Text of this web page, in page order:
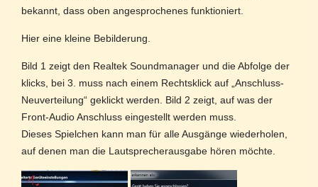
bekannt, dass oben angesprochenes funktioniert.
Hier eine kleine Bebilderung.
Bild 1 zeigt den Realtek Soundmanager und die Abfolge der
klicks, bei 3. muss nach einem Rechtsklick auf „Anschluss-
Neuverteilung“ geklickt werden. Bild 2 zeigt, auf was der
Front-Audio Anschluss eingestellt werden muss.
Dieses Spielchen kann man für alle Ausgänge wiederholen,
auf denen man die Lautsprecherausgabe hören möchte.